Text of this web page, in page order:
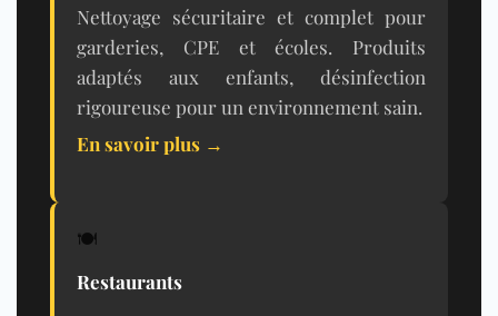
Nettoyage sécuritaire et complet pour
garderies, CPE et écoles. Produits
adaptés aux enfants, désinfection
rigoureuse pour un environnement sain.
En savoir plus →
🍽️
Restaurants